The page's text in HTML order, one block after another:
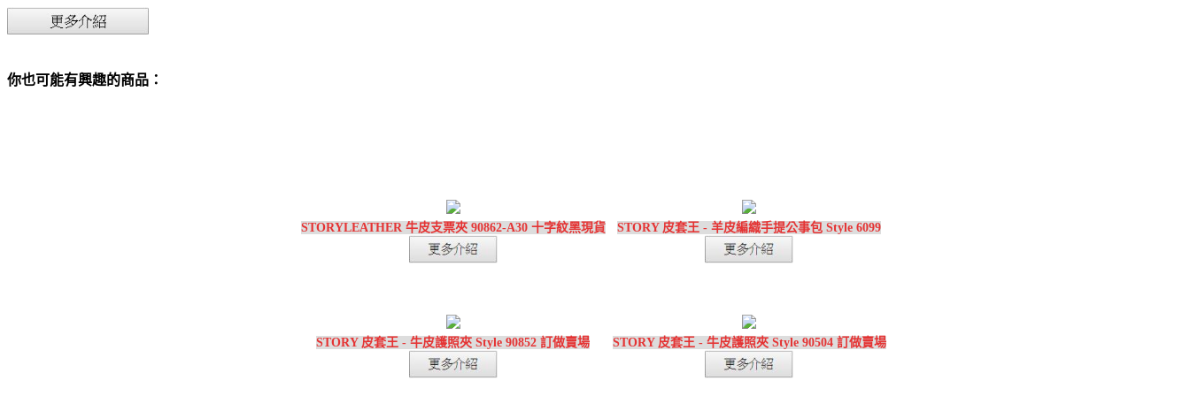
你也可能有興趣的商品：
STORYLEATHER 牛皮支票夾 90862-A30 十字紋黑現貨 STORY 皮套王 - 羊皮編織手提公事包 Style 6099
STORY 皮套王 - 牛皮護照夾 Style 90852 訂做賣場 STORY 皮套王 - 牛皮護照夾 Style 90504 訂做賣場